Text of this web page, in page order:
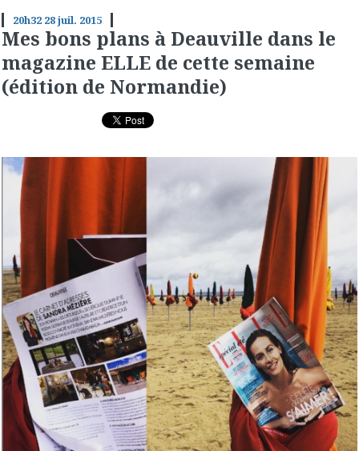
20h32 28juil. 2015
Mes bons plans à Deauville dans le
magazine ELLE de cette semaine
(édition de Normandie)